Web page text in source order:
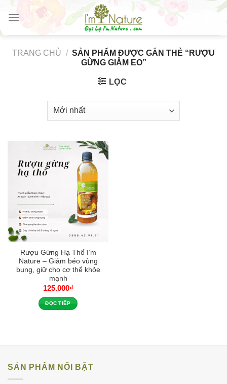
Skip
content
TRANG CHỦ / SẢN PHẨM ĐƯỢC GẮN THẺ “RƯỢU
GỪNG GIẢM EO”
LỌC
Rượu Gừng Hạ Thổ I’m
Nature – Giảm béo vùng
bụng, giữ cho cơ thể khỏe
mạnh
125.000₫
ĐỌC TIẾP
SẢN PHẨM NỔI BẬT